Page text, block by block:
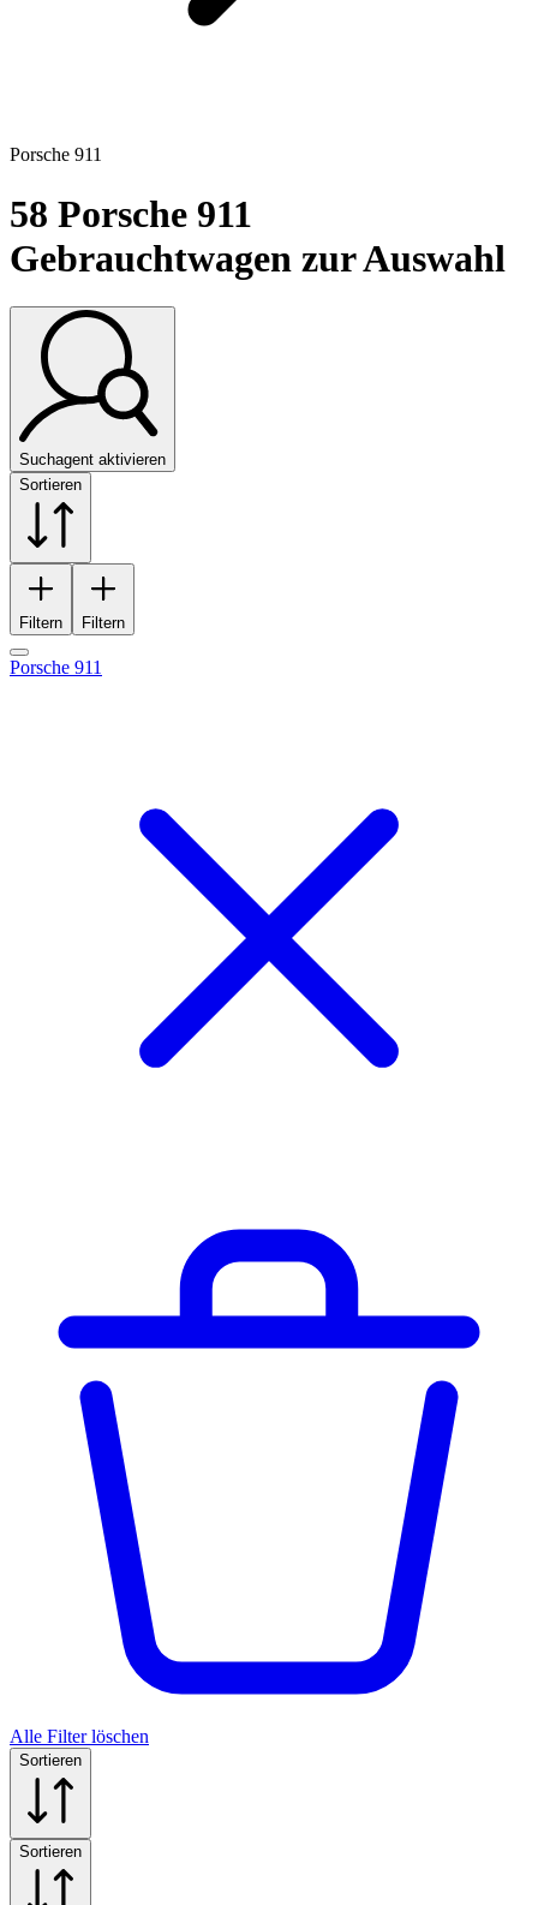
Porsche 911
58 Porsche 911
Gebrauchtwagen zur Auswahl
Suchagent aktivieren
Sortieren
Filtern Filtern
Porsche 911
Alle Filter löschen
Sortieren
Sortieren